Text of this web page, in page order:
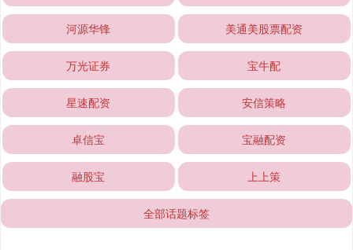
河源华锋 美通美股票配资
万光证券 宝牛配
星速配资 安信策略
卓信宝 宝融配资
融股宝 上上策
全部话题标签